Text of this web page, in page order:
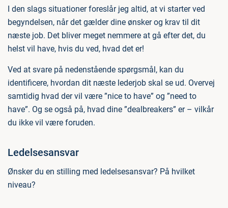
I den slags situationer foreslår jeg altid, at vi starter ved
begyndelsen, når det gælder dine ønsker og krav til dit
næste job. Det bliver meget nemmere at gå efter det, du
helst vil have, hvis du ved, hvad det er!
Ved at svare på nedenstående spørgsmål, kan du
identificere, hvordan dit næste lederjob skal se ud. Overvej
samtidig hvad der vil være ”nice to have” og ”need to
have”. Og se også på, hvad dine ”dealbreakers” er – vilkår
du ikke vil være foruden.
Ledelsesansvar
Ønsker du en stilling med ledelsesansvar? På hvilket
niveau?